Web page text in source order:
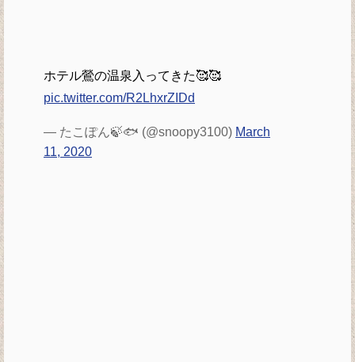
ホテル鶯の温泉入ってきた🥰🥰
pic.twitter.com/R2LhxrZIDd
— たこぽん🍃🐟 (@snoopy3100) March
11, 2020